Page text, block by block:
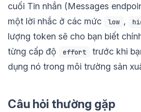
cuối Tin nhắn (Messages
một lời nhắc ở các mức
low ,
lượng token sẽ cho bạn biết
từng cấp độ
effort
trước khi
dụng nó trong môi trường sản
Câu hỏi thường gặp